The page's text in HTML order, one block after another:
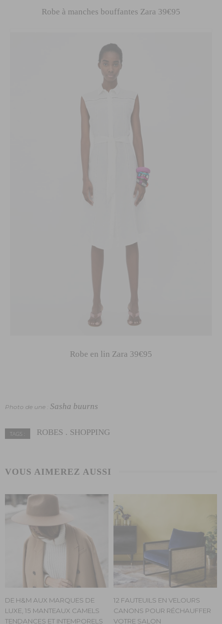
Robe à manches bouffantes Zara 39€95
Robe en lin Zara 39€95
Photo de une : Sasha buurns
TAGS : ROBES SHOPPING
VOUS AIMEREZ AUSSI
DE H&M AUX MARQUES DE
LUXE, 15 MANTEAUX CAMELS
TENDANCES ET INTEMPORELS
12 FAUTEUILS EN VELOURS
CANONS POUR RÉCHAUFFER
VOTRE SALON